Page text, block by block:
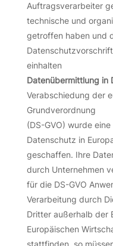
Auftragsverarbeiter
technische und
getroffen haben und
einhalten
Datenübermittlung in
Verabschiedung der
Grundverordnung
(DS-GVO) wurde
Datenschutz in
geschaffen. Ihre
durch Unternehmen
für die DS-GVO
Verarbeitung durch
Dritter außerhalb der
Europäischen
stattfinden, so